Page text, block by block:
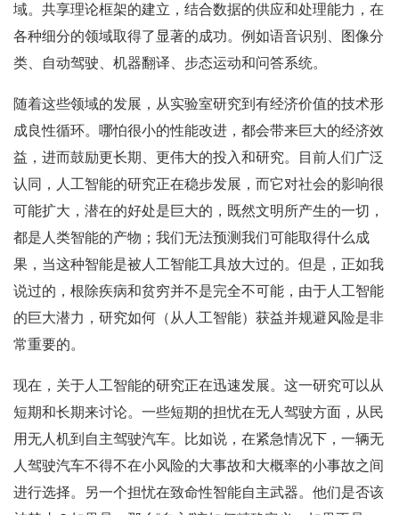
域。共享理论框架的建立，结合数据的供应和处理能力，在
各种细分的领域取得了显著的成功。例如语音识别、图像分
类、自动驾驶、机器翻译、步态运动和问答系统。
随着这些领域的发展，从实验室研究到有经济价值的技术形
成良性循环。哪怕很小的性能改进，都会带来巨大的经济效
益，进而鼓励更长期、更伟大的投入和研究。目前人们广泛
认同，人工智能的研究正在稳步发展，而它对社会的影响很
可能扩大，潜在的好处是巨大的，既然文明所产生的一切，
都是人类智能的产物；我们无法预测我们可能取得什么成
果，当这种智能是被人工智能工具放大过的。但是，正如我
说过的，根除疾病和贫穷并不是完全不可能，由于人工智能
的巨大潜力，研究如何（从人工智能）获益并规避风险是非
常重要的。
现在，关于人工智能的研究正在迅速发展。这一研究可以从
短期和长期来讨论。一些短期的担忧在无人驾驶方面，从民
用无人机到自主驾驶汽车。比如说，在紧急情况下，一辆无
人驾驶汽车不得不在小风险的大事故和大概率的小事故之间
进行选择。另一个担忧在致命性智能自主武器。他们是否该